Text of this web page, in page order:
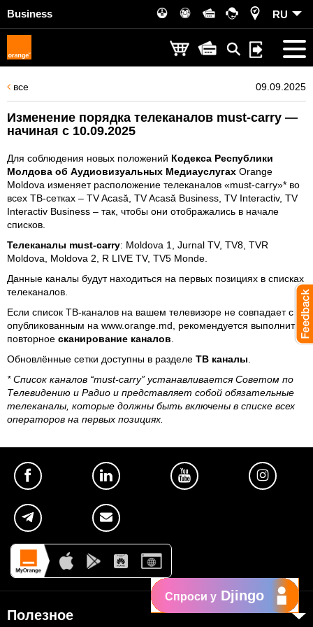
Business RU
все 09.09.2025
Изменение порядка телеканалов must-carry —
начиная с 10.09.2025
Для соблюдения новых положений Кодекса Республики
Молдова об Аудиовизуальных Медиауслугах Orange
Moldova изменяет расположение телеканалов «must-carry»* во
всех ТВ-сетках – TV Acasă, TV Acasă Business, TV Interactiv, TV
Interactiv Business – так, чтобы они отображались в начале
списков.
Телеканалы must-carry: Moldova 1, Jurnal TV, TV8, TVR
Moldova, Moldova 2, R LIVE TV, TV5 Monde.
Данные каналы будут находиться на первых позициях в списках
телеканалов.
Если список ТВ-каналов на вашем телевизоре не совпадает с
опубликованным на www.orange.md, рекомендуется выполнить
повторное сканирование каналов
Обновлённые сетки доступны в разделе ТВ каналы
* Список каналов “must-carry” устанавливается Советом по
Телевидению и Радио и представляет собой обязательные
телеканалы, которые должны быть включены в списке всех
операторов на первых позициях.
Полезное
Спроси у Djingo